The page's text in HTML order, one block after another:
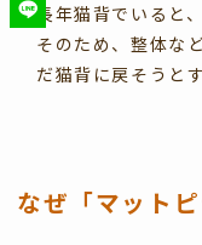
長年猫背でいると
そのため、整体な
だ猫背に戻そうと
なぜ「マット